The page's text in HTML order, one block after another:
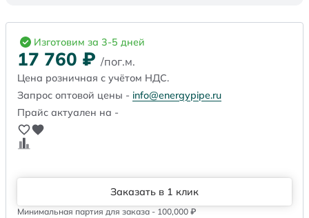
Изготовим за 3-5 дней
17 760 ₽ /пог.м.
Цена розничная с учётом НДС.
Запрос оптовой цены - info@energypipe.ru
Прайс актуален на -
Заказать в 1 клик
Минимальная партия для заказа - 100,000 ₽